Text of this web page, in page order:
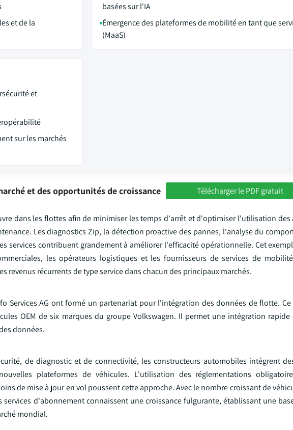
et de la
basées sur l'IA
Émergence des plateformes de mobilité en tant que
(MaaS)
et
sur les marchés
et des opportunités de croissance Télécharger le PDF gratuit
dans les flottes afin de minimiser les temps d'arrêt et d'optimiser l'utilisation des
Les diagnostics Zip, la détection proactive des pannes, l'analyse du
services contribuent grandement à améliorer l'efficacité opérationnelle. Cet
les opérateurs logistiques et les fournisseurs de services de
revenus récurrents de type service dans chacun des principaux marchés.
Services AG ont formé un partenariat pour l'intégration des données de flotte.
OEM de six marques du groupe Volkswagen. Il permet une intégration rapide
données.
de diagnostic et de connectivité, les constructeurs automobiles intègrent
plateformes de véhicules. L'utilisation des réglementations
de mise à jour en vol poussent cette approche. Avec le nombre croissant de
d'abonnement connaissent une croissance fulgurante, établissant une
mondial.